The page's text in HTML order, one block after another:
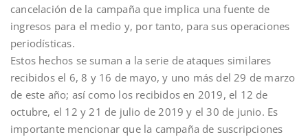
cancelación de la campaña que implica una fuente de
ingresos para el medio y, por tanto, para sus operaciones
periodísticas.
Estos hechos se suman a la serie de ataques similares
recibidos el 6, 8 y 16 de mayo, y uno más del 29 de marzo
de este año; así como los recibidos en 2019, el 12 de
octubre, el 12 y 21 de julio de 2019 y el 30 de junio. Es
importante mencionar que la campaña de suscripciones